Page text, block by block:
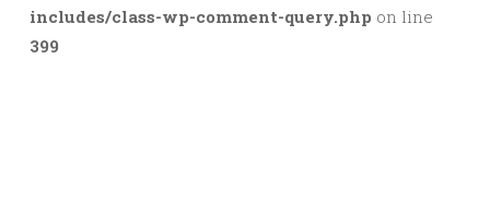
includes/class-wp-comment-query.php on line
399